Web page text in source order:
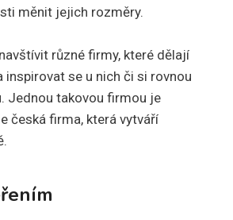
měnit jejich rozměry.
různé firmy, které dělají
inspirovat se u nich či si rovnou
Jednou takovou firmou je
česká firma, která vytváří